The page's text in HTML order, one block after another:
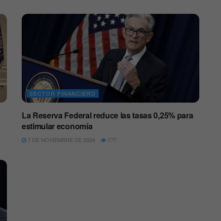
SECTOR FINANCIERO
La Reserva Federal reduce las tasas 0,25% para
estimular economía
7 DE NOVIEMBRE DE 2024 777